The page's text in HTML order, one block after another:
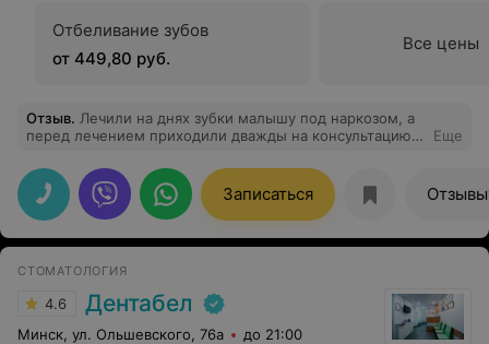
Отбеливание зубов
от 449,80 руб.
Все цены
Отзыв. Лечили на днях зубки малышу под наркозом, а
перед лечением приходили дважды на консультацию,
клиниках, Но именно «белевромед» оставил самые
лучшие впечатления! Отдельное спасибо врачу-
анестезиологу-Петкевичу Дмитрию Михайловичу,
который все очень понятно и терпеливо объясняет
тревожным родителям и врачу стоматологу-
отношение к маленьким пациентам и их зубкам!
Еще
Записаться Отзывы
СТОМАТОЛОГИЯ
4.6 Дентабел
Минск, ул. Ольшевского, 76а до 21:00